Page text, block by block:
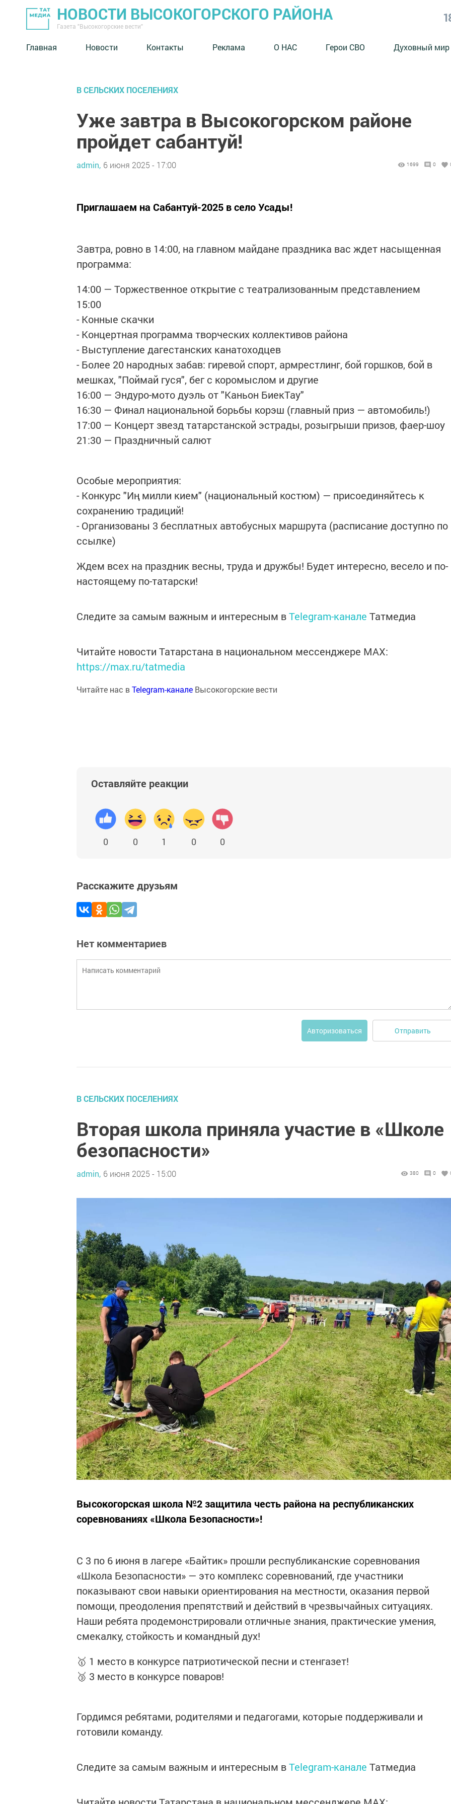
НОВОСТИ ВЫСОКОГОРСКОГО РАЙОНА
Газета "Высокогорские вести"
Главная Новости Контакты Реклама О НАС Герои СВО Духовный мир
В СЕЛЬСКИХ ПОСЕЛЕНИЯХ
Уже завтра в Высокогорском районе
пройдет сабантуй!
admin, 6 июня 2025 - 17:00 1699 0
Приглашаем на Сабантуй-2025 в село Усады!
Завтра, ровно в 14:00, на главном майдане праздника вас ждет насыщенная
программа:
14:00 — Торжественное открытие с театрализованным представлением
15:00
- Конные скачки
- Концертная программа творческих коллективов района
- Выступление дагестанских канатоходцев
- Более 20 народных забав: гиревой спорт, армрестлинг, бой горшков, бой в
мешках, "Поймай гуся", бег с коромыслом и другие
16:00 — Эндуро-мото дуэль от "Каньон БиекТау"
16:30 — Финал национальной борьбы корэш (главный приз — автомобиль!)
17:00 — Концерт звезд татарстанской эстрады, розыгрыши призов, фаер-шоу
21:30 — Праздничный салют
Особые мероприятия:
- Конкурс "Иң милли кием" (национальный костюм) — присоединяйтесь к
сохранению традиций!
- Организованы 3 бесплатных автобусных маршрута (расписание доступно по
ссылке)
Ждем всех на праздник весны, труда и дружбы! Будет интересно, весело и по-
настоящему по-татарски!
Следите за самым важным и интересным вTelegram-канале Татмедиа
Читайте новости Татарстана в национальном мессенджере MАХ:
https://max.ru/tatmedia
Читайте нас вTelegram-канале Высокогорские вести
Оставляйте реакции
0 0 1 0 0
Расскажите друзьям
Нет комментариев
Авторизоваться Отправить
В СЕЛЬСКИХ ПОСЕЛЕНИЯХ
Вторая школа приняла участие в «Школе
безопасности»
admin, 6 июня 2025 - 15:00 380 0
Высокогорская школа №2 защитила честь района на республиканских
соревнованиях «Школа Безопасности»!
С 3 по 6 июня в лагере «Байтик» прошли республиканские соревнования
«Школа Безопасности» — это комплекс соревнований, где участники
показывают свои навыки ориентирования на местности, оказания первой
помощи, преодоления препятствий и действий в чрезвычайных ситуациях.
Наши ребята продемонстрировали отличные знания, практические умения,
смекалку, стойкость и командный дух!
🥇 1 место в конкурсе патриотической песни и стенгазет!
🥉 3 место в конкурсе поваров!
Гордимся ребятами, родителями и педагогами, которые поддерживали и
готовили команду.
Следите за самым важным и интересным вTelegram-канале Татмедиа